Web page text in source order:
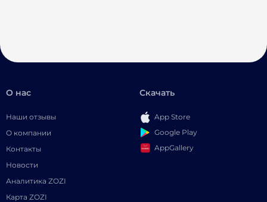
О нас
Наши отзывы
О компании
Контакты
Новости
Аналитика ZOZI
Карта ZOZI
Скачать
App Store
Google Play
AppGallery